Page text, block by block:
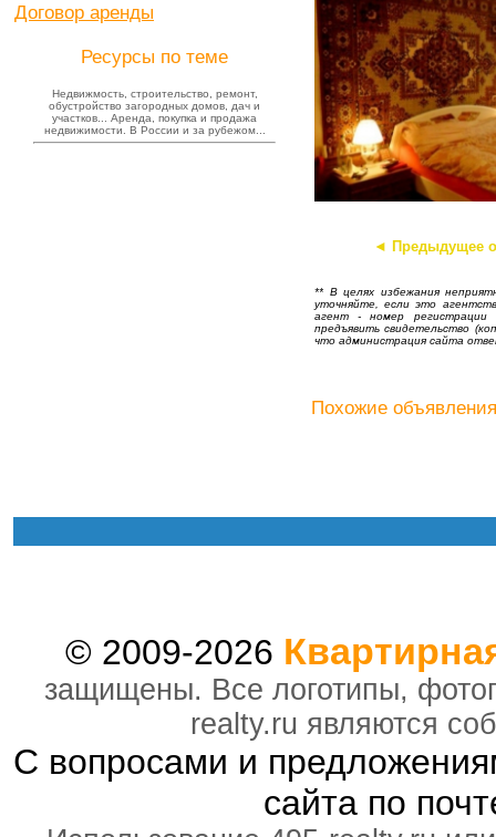
Договор аренды
Ресурсы по теме
Недвижмость, строительство, ремонт,
обустройство загородных домов, дач и
участков... Аренда, покупка и продажа
недвижимости. В России и за рубежом...
◄ Предыдущее
** В целях избежания
уточняйте, если это
агент - номер регистрации
предъявить свидетельство
что администрация сайта
Похожие
© 2009-2026
защищены. Все логотипы,
realty.ru являются
С вопросами и
сайта по